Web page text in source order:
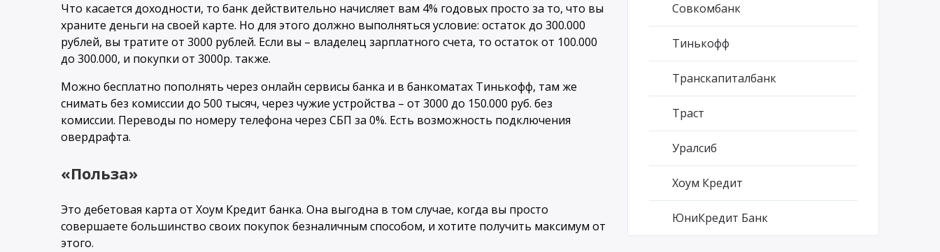
Что касается доходности, то банк действительно начисляет вам 4% годовых просто за то, что вы
храните деньги на своей карте. Но для этого должно выполняться условие: остаток до 300.000
рублей, вы тратите от 3000 рублей. Если вы – владелец зарплатного счета, то остаток от 100.000
до 300.000, и покупки от 3000р. также.
Можно бесплатно пополнять через онлайн сервисы банка и в банкоматах Тинькофф, там же
снимать без комиссии до 500 тысяч, через чужие устройства – от 3000 до 150.000 руб. без
комиссии. Переводы по номеру телефона через СБП за 0%. Есть возможность подключения
овердрафта.
«Польза»
Это дебетовая карта от Хоум Кредит банка. Она выгодна в том случае, когда вы просто
совершаете большинство своих покупок безналичным способом, и хотите получить максимум от
этого.
Совкомбанк
Тинькофф
Транскапиталбанк
Траст
Уралсиб
Хоум Кредит
ЮниКредит Банк